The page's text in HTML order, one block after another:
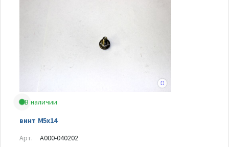
В наличии
винт M5x14
Арт.
A000-040202